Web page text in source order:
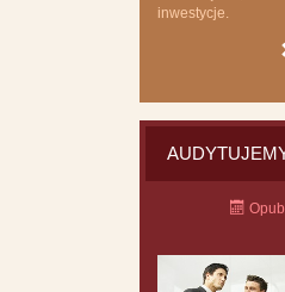
inwestycje.